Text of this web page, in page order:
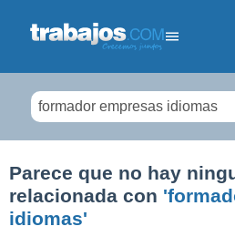
Parece que no hay
relacionada con
idiomas'